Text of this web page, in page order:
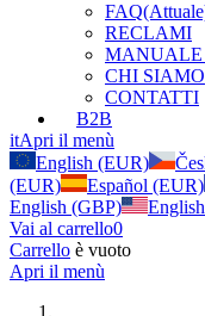
FAQ
RECLAMI
MANUALE
CHI SIAMO
CONTATTI
B2B
itApri il menù
English (EUR)
(EUR)
Español (EUR)
English (GBP)
Vai al carrello0
Carrello è vuoto
Apri il menù